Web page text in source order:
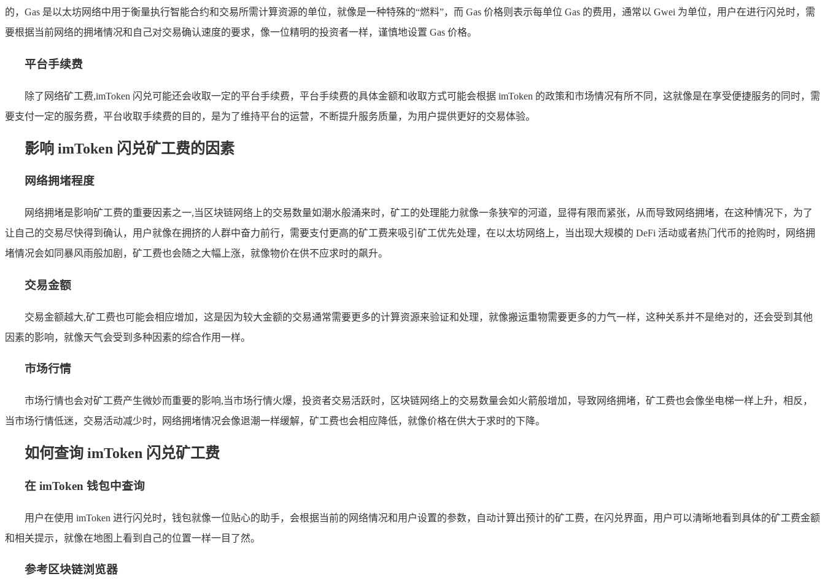
的，Gas 是以太坊网络中用于衡量执行智能合约和交易所需计算资源的单位，就像是一种特殊的“燃料”，而 Gas 价格则表示每单位 Gas 的费用，通常以 Gwei 为单位，用户在进行闪兑时，需
要根据当前网络的拥堵情况和自己对交易确认速度的要求，像一位精明的投资者一样，谨慎地设置 Gas 价格。
平台手续费
除了网络矿工费,imToken 闪兑可能还会收取一定的平台手续费，平台手续费的具体金额和收取方式可能会根据 imToken 的政策和市场情况有所不同，这就像是在享受便捷服务的同时，需
要支付一定的服务费，平台收取手续费的目的，是为了维持平台的运营，不断提升服务质量，为用户提供更好的交易体验。
影响 imToken 闪兑矿工费的因素
网络拥堵程度
网络拥堵是影响矿工费的重要因素之一,当区块链网络上的交易数量如潮水般涌来时，矿工的处理能力就像一条狭窄的河道，显得有限而紧张，从而导致网络拥堵，在这种情况下，为了
让自己的交易尽快得到确认，用户就像在拥挤的人群中奋力前行，需要支付更高的矿工费来吸引矿工优先处理，在以太坊网络上，当出现大规模的 DeFi 活动或者热门代币的抢购时，网络拥
堵情况会如同暴风雨般加剧，矿工费也会随之大幅上涨，就像物价在供不应求时的飙升。
交易金额
交易金额越大,矿工费也可能会相应增加，这是因为较大金额的交易通常需要更多的计算资源来验证和处理，就像搬运重物需要更多的力气一样，这种关系并不是绝对的，还会受到其他
因素的影响，就像天气会受到多种因素的综合作用一样。
市场行情
市场行情也会对矿工费产生微妙而重要的影响,当市场行情火爆，投资者交易活跃时，区块链网络上的交易数量会如火箭般增加，导致网络拥堵，矿工费也会像坐电梯一样上升，相反，
当市场行情低迷，交易活动减少时，网络拥堵情况会像退潮一样缓解，矿工费也会相应降低，就像价格在供大于求时的下降。
如何查询 imToken 闪兑矿工费
在 imToken 钱包中查询
用户在使用 imToken 进行闪兑时，钱包就像一位贴心的助手，会根据当前的网络情况和用户设置的参数，自动计算出预计的矿工费，在闪兑界面，用户可以清晰地看到具体的矿工费金额
和相关提示，就像在地图上看到自己的位置一样一目了然。
参考区块链浏览器